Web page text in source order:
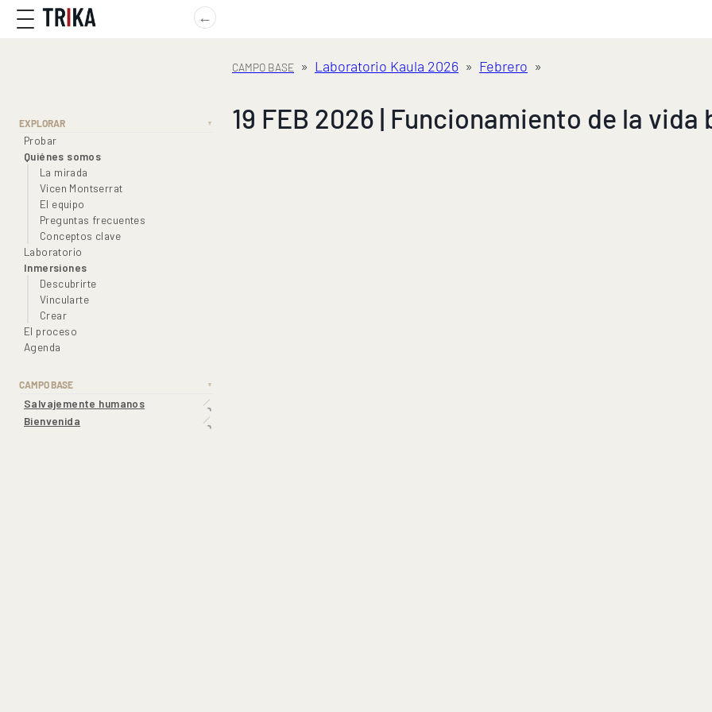
EXPLORAR ▼
Probar
Quiénes somos
La mirada
Vicen Montserrat
El equipo
Preguntas frecuentes
Conceptos clave
Laboratorio
Inmersiones
Descubrirte
Vincularte
Crear
El proceso
Agenda
CAMPO BASE ▼
Salvajemente humanos
Bienvenida
» Laboratorio Kaula 2026 » Febrero »
19 FEB 2026 | Funcionamiento de la vida
←